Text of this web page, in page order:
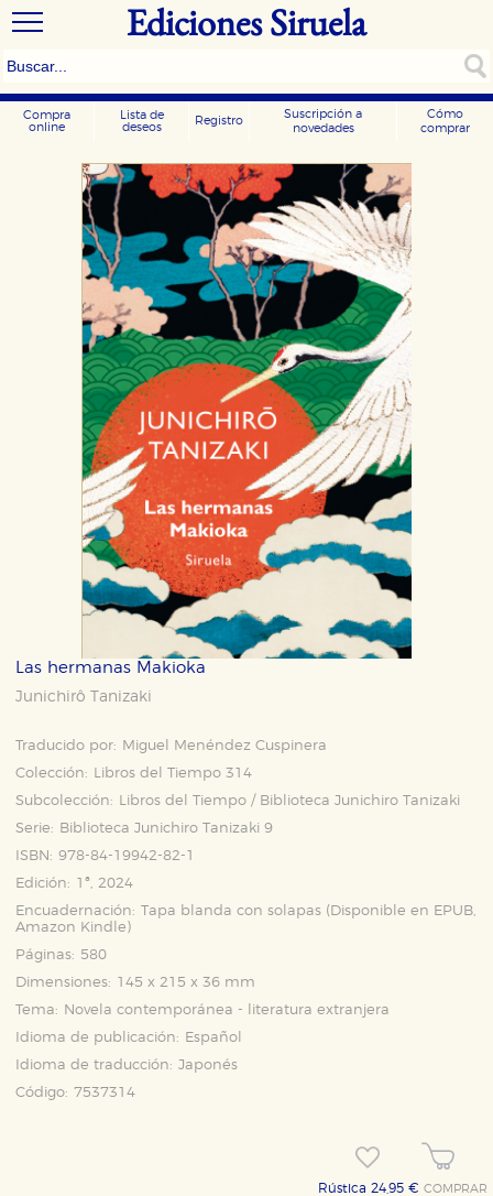
Ediciones Siruela
Compra
online
Lista de
deseos
Registro
Suscripción a
novedades
Cómo
comprar
Las hermanas Makioka
Junichirô Tanizaki
Traducido por:
Miguel Menéndez Cuspinera
Colección:
Libros del Tiempo 314
Subcolección:
Libros del Tiempo / Biblioteca Junichiro Tanizaki
Serie:
Biblioteca Junichiro Tanizaki 9
ISBN: 978-84-19942-82-1
Edición: 1ª, 2024
Encuadernación: Tapa blanda con solapas (Disponible en EPUB,
Amazon Kindle )
Páginas: 580
Dimensiones: 145 x 215 x 36 mm
Tema:
Novela contemporánea - literatura extranjera
Idioma de publicación:
Español
Idioma de traducción: Japonés
Código: 7537314
Rústica 24,95 €COMPRAR